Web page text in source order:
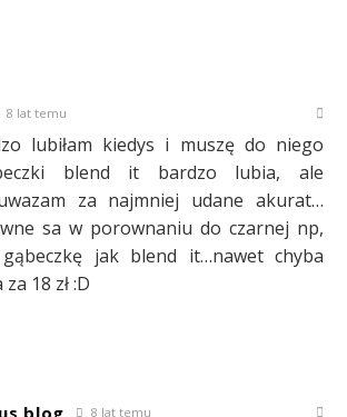
8 lat temu
lubiłam kiedys i muszę do niego
blend it bardzo lubia, ale
za najmniej udane akurat…
sa w porownaniu do czarnej np,
gąbeczkę jak blend it…nawet chyba
18 zł :D
8 lat temu